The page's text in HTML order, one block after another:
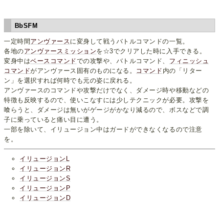
BbSFM
一定時間 アンヴァースに変身して戦うバトルコマンドの一覧。
各地のアンヴァースミッションを☆3でクリアした時に入手できる。
変身中はベースコマンドでの攻撃や、バトルコマンド、 フィニッシュ
コマンドがアンヴァース固有のものになる。 コマンド 内の「リター
ン」を選択すれば何時でも元の姿に戻れる。
アンヴァースのコマンドや攻撃だけでなく、ダメージ時や移動などの
特徴も反映するので、使いこなすには少しテクニックが必要。攻撃を
喰らうと、ダメージは無いがゲージがかなり減るので、ボスなどで調
子に乗っていると痛い目に遭う。
一部を除いて、イリュージョン中はガードができなくなるので注意
を。
イリュージョンL
イリュージョンR
イリュージョンS
イリュージョンP
イリュージョンD